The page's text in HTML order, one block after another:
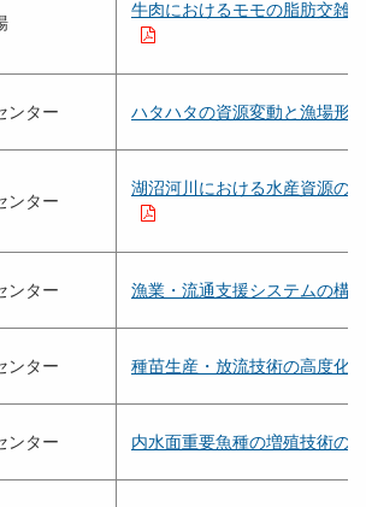
牛肉におけるモモの脂肪交雑
ンター ハタハタの資源変動と漁場形
ンター
湖沼河川における水産資源の
ンター 漁業・流通支援システムの構
ンター 種苗生産・放流技術の高度化
ンター 内水面重要魚種の増殖技術の